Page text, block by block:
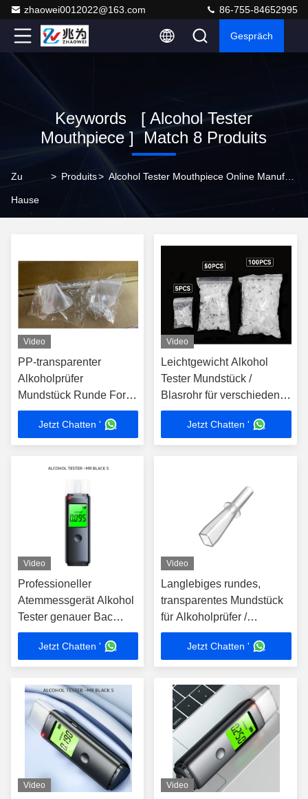
zhaowei0012022@163.com 86-755-84652995
Gespräch
Keywords [ Alcohol Tester
Mouthpiece ] Match 8 Produits
Zu
Hause
> Produits>
Video
PP-transparenter
Alkoholprüfer
Mundstück Runde Form
Hohe
Geruchsbeständigkeit
Jetzt Chatten '
Video
Leichtgewicht Alkohol
Tester Mundstück /
Blasrohr für verschiedene
Atemmessgeräte
Jetzt Chatten '
Video
Professioneller
Atemmessgerät Alkohol
Tester genauer Bac
Tester mit Halbleiter
SensorJetzt Chatten '
Video
Langlebiges rundes,
transparentes Mundstück
für Alkoholprüfer /
industrielle Anwendungen
Jetzt Chatten '
Video Video